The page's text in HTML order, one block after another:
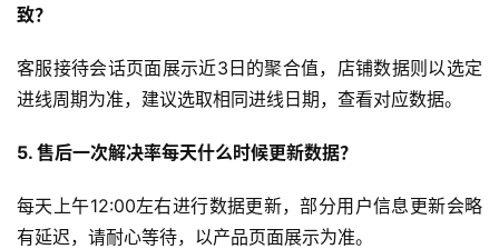
致？
客服接待会话页面展示近3日的聚合值，店铺数据则以选定
进线周期为准，建议选取相同进线日期，查看对应数据。
5. 售后一次解决率每天什么时候更新数据？
每天上午12:00左右进行数据更新，部分用户信息更新会略
有延迟，请耐心等待，以产品页面展示为准。